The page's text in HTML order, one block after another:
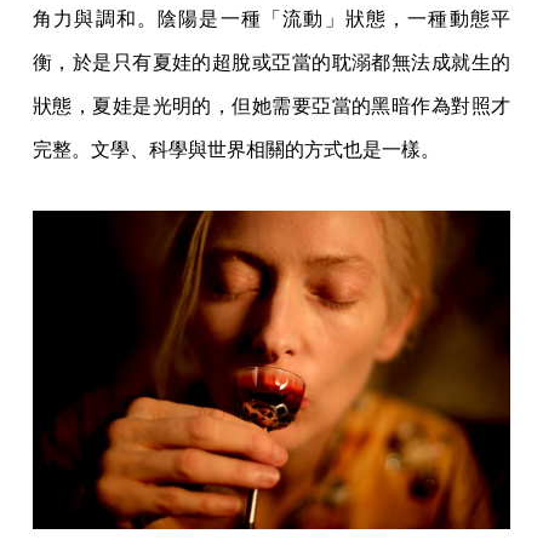
角力與調和。陰陽是一種「流動」狀態，一種動態平
衡，於是只有夏娃的超脫或亞當的耽溺都無法成就生的
狀態，夏娃是光明的，但她需要亞當的黑暗作為對照才
完整。文學、科學與世界相關的方式也是一樣。